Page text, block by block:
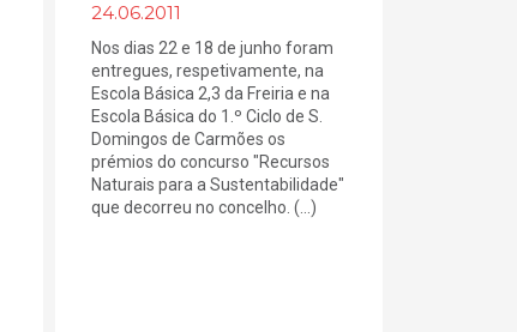
24.06.2011
Nos dias 22 e 18 de junho foram
entregues, respetivamente, na
Escola Básica 2,3 da Freiria e na
Escola Básica do 1.º Ciclo de S.
Domingos de Carmões os
prémios do concurso "Recursos
Naturais para a Sustentabilidade"
que decorreu no concelho. (...)